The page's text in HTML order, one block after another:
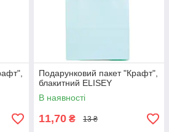
Подарунковий пакет "Крафт",
блакитний ELISEY
В наявності
11,70 ₴ 13 ₴